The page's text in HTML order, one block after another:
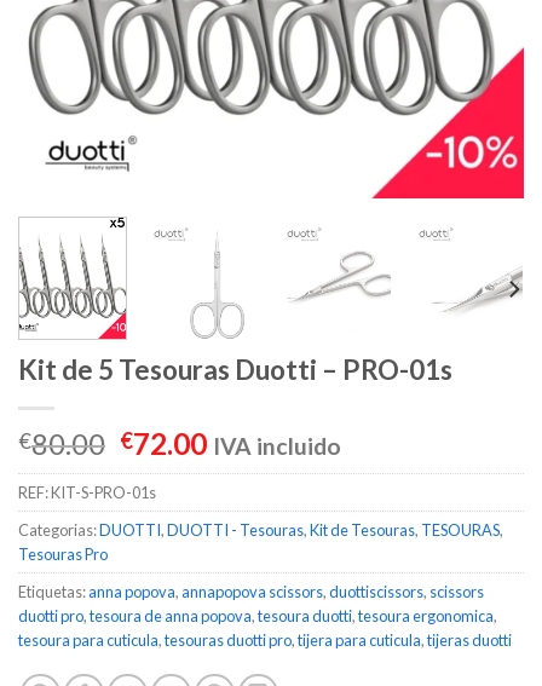
Kit de 5 Tesouras Duotti – PRO-01s
€80.00 €72.00 IVA incluido
REF:KIT-S-PRO-01s
Categorias:DUOTTI,DUOTTI - Tesouras,Kit de Tesouras, TESOURAS,
Tesouras Pro
Etiquetas:anna popova,annapopova scissors,duottiscissors, scissors
duotti pro,tesoura de anna popova,tesoura duotti,tesoura ergonomica,
tesoura para cuticula,tesouras duotti pro,tijera para cuticula,tijeras duotti